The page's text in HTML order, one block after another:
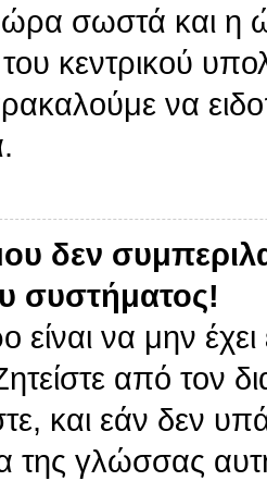
ώρα σωστά και η
κεντρικού
να
δεν
συστήματος!
είναι να μην
από τον
και εάν δεν
της γλώσσας